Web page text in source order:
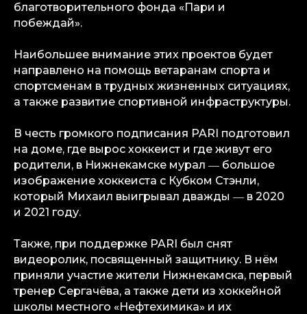
благотворительного фонда «Пари и
побеждай».
Наибольшее внимание этих проектов будет
направлено на помощь ветаранам спорта и
спортсменам в трудных жизненных ситуациях,
а также развитие спортивной инфраструктуры.
В честь громкого подписания PARI подготовил
на доме, где вырос хоккеист и где живут его
родители, в Нижнекамске мурал ― большое
изображение хоккеиста с Кубком Стэнли,
который Михаил выигрывал дважды ― в 2020
и 2021 году.
Также, при поддержке PARI был снят
видеоролик, посвященный защитнику. В нём
приняли участие жители Нижнекамска, первый
тренер Сергачёва, а также дети из хоккейной
школы местного «Нефтехимика» и их
info@igaming-solutions.io
iGS — ваш ориентир в индустрии
гемблинга и беттинга. Мы можем быть
полезны на всех уровнях — от новостей
и обзоров до аналитических разборов
и консалтинговой поддержки.